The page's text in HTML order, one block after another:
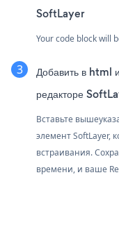
SoftLayer
Your code block will
Добавить в html
редакторе
Вставьте
элемент SoftLayer,
встраивания.
времени, и ваше